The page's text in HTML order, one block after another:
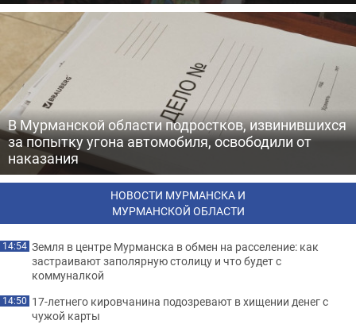
В Мурманской области подростков, извинившихся
за попытку угона автомобиля, освободили от
наказания
НОВОСТИ МУРМАНСКА И
МУРМАНСКОЙ ОБЛАСТИ
14:54 Земля в центре Мурманска в обмен на расселение: как
застраивают заполярную столицу и что будет с
коммуналкой
14:50 17-летнего кировчанина подозревают в хищении денег с
чужой карты